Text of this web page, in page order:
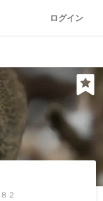
ログイン
２